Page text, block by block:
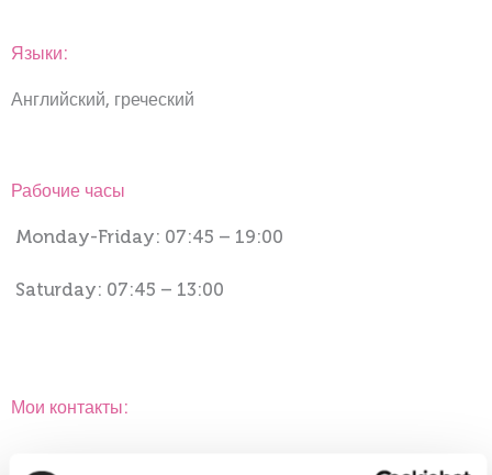
Языки:
Английский, греческий
Рабочие часы
Monday-Friday: 07:45 – 19:00
Saturday: 07:45 – 13:00
Мои контакты: